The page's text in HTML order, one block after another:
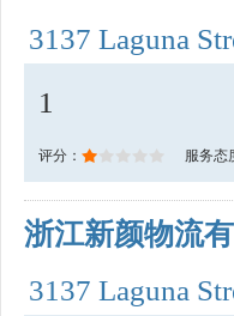
3137 Laguna
1
评分： 服务态
浙江新颜物流
3137 Laguna